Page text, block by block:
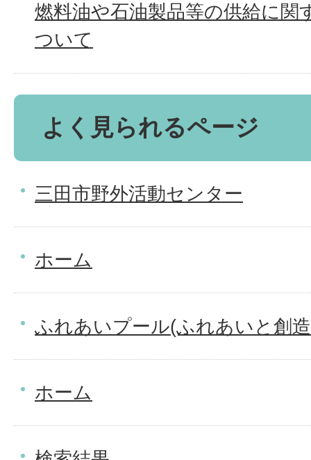
燃料油や石油製品等の供給に関
ついて
よく見られるページ
三田市野外活動センター
ホーム
ふれあいプール(ふれあいと創
ホーム